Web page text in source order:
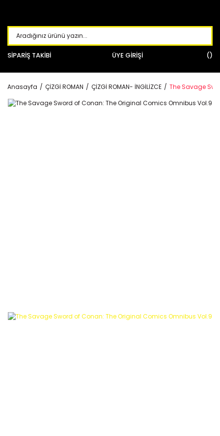
SİPARİŞ TAKİBİ ÜYE GİRİŞİ
Anasayfa ÇİZGİ ROMAN ÇİZGİ ROMAN- İNGİLİZCE The Savage